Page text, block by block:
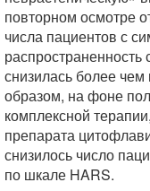
повторном осмотре
числа пациентов с
распространенность
снизилась более
образом, на фоне
комплексной
препарата
снизилось число
по шкале HARS.